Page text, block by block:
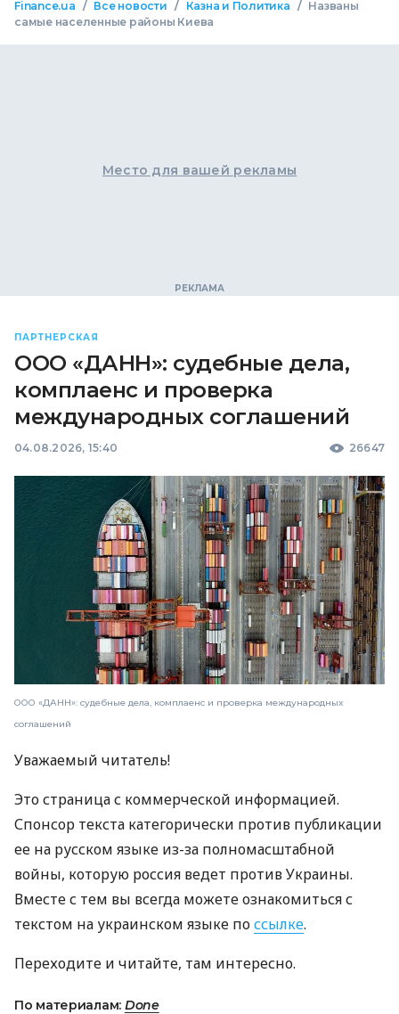
Finance.ua / Все новости / Казна и Политика / Названы
самые населенные районы Киева
Место для вашей рекламы
ПАРТНЕРСКАЯ
ООО «ДАНН»: судебные дела,
комплаенс и проверка
международных соглашений
04.08.2026, 15:40 26647
ООО «ДАНН»: судебные дела, комплаенс и проверка международных
соглашений
Уважаемый читатель!
Это страница с коммерческой информацией.
Спонсор текста категорически против публикации
ее на русском языке из-за полномасштабной
войны, которую россия ведет против Украины.
Вместе с тем вы всегда можете ознакомиться с
текстом на украинском языке поссылке.
Переходите и читайте, там интересно.
По материалам: Done